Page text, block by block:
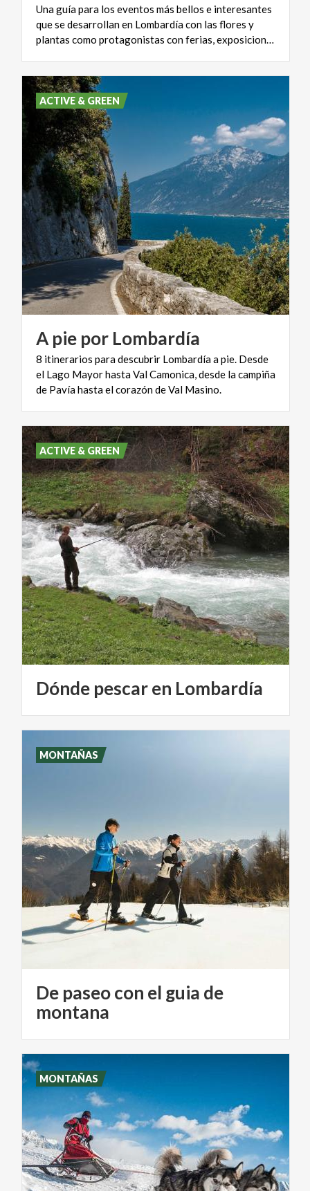
Una guía para los eventos más bellos e interesantes
que se desarrollan en Lombardía con las flores y
plantas como protagonistas con ferias, exposiciones, talleres, cursos y concursos
A pie por Lombardía
8 itinerarios para descubrir Lombardía a pie. Desde
el Lago Mayor hasta Val Camonica, desde la campiña
de Pavía hasta el corazón de Val Masino.
ACTIVE & GREEN
Dónde pescaren Lombardía
ACTIVE & GREEN
De paseo con el guia de
montana
MONTAÑAS
MONTAÑAS